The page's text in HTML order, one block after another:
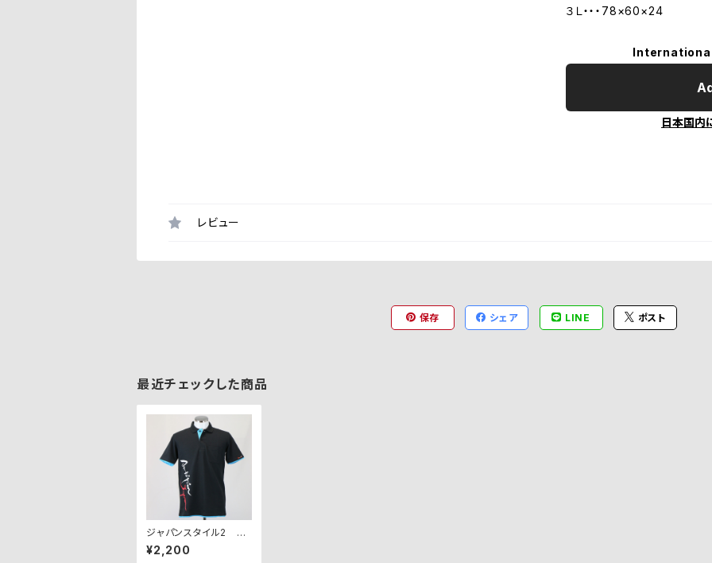
３Ｌ・・・78×60×24
日本国内
レビュー
保存 シェア LINE ポスト
最近チェックした商品
ジャパンスタイル2 AJ
P-JS2-BB【アウトレッ
ト】
¥2,200